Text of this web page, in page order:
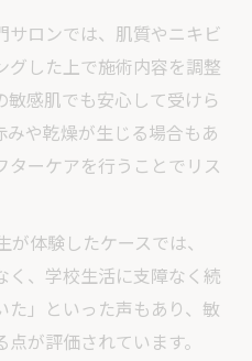
サロンでは、肌質やニキビ
グした上で施術内容を調整
感肌でも安心して受けら
や乾燥が生じる場合もあ
ターケアを行うことでリス
体験したケースでは、
く、学校生活に支障なく続
た」といった声もあり、敏
が評価されています。